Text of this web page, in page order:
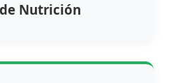
Nutrición